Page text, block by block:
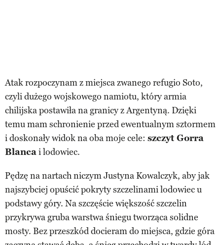
Atak rozpoczynam z miejsca zwanego refugio Soto,
czyli dużego wojskowego namiotu, który armia
chilijska postawiła na granicy z Argentyną. Dzięki
temu mam schronienie przed ewentualnym sztormem
i doskonały widok na oba moje cele: szczyt Gorra
Blancai lodowiec.
Pędzę na nartach niczym Justyna Kowalczyk, aby jak
najszybciej opuścić pokryty szczelinami lodowiec u
podstawy góry. Na szczęście większość szczelin
przykrywa gruba warstwa śniegu tworząca solidne
mosty. Bez przeszkód docieram do miejsca, gdzie góra